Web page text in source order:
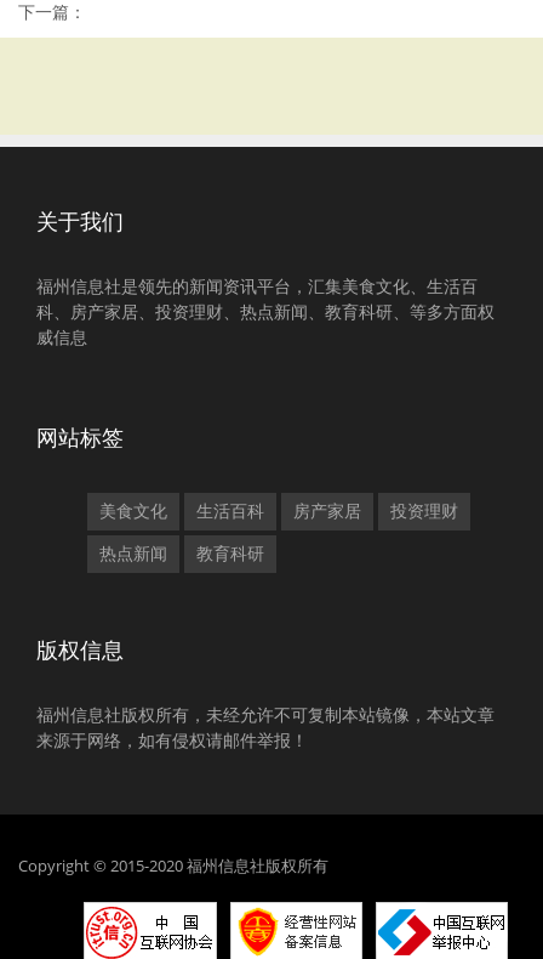
下一篇：
关于我们
福州信息社是领先的新闻资讯平台，汇集美食文化、生活百
科、房产家居、投资理财、热点新闻、教育科研、等多方面权
威信息
网站标签
美食文化 生活百科 房产家居 投资理财
热点新闻 教育科研
版权信息
福州信息社版权所有，未经允许不可复制本站镜像，本站文章
来源于网络，如有侵权请邮件举报！
Copyright © 2015-2020 福州信息社版权所有